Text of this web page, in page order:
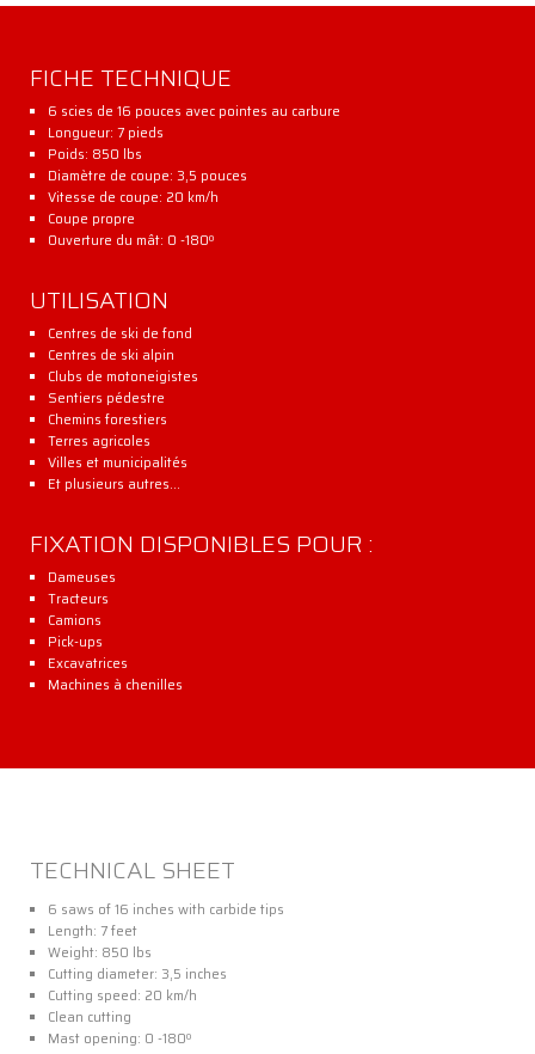
FICHE TECHNIQUE
6 scies de 16 pouces avec pointes au carbure
Longueur: 7 pieds
Poids: 850 lbs
Diamètre de coupe: 3,5 pouces
Vitesse de coupe: 20 km/h
Coupe propre
Ouverture du mât: 0 -180º
UTILISATION
Centres de ski de fond
Centres de ski alpin
Clubs de motoneigistes
Sentiers pédestre
Chemins forestiers
Terres agricoles
Villes et municipalités
Et plusieurs autres…
FIXATION DISPONIBLES POUR :
Dameuses
Tracteurs
Camions
Pick-ups
Excavatrices
Machines à chenilles
TECHNICAL SHEET
6 saws of 16 inches with carbide tips
Length: 7 feet
Weight: 850 lbs
Cutting diameter: 3,5 inches
Cutting speed: 20 km/h
Clean cutting
Mast opening: 0 -180º